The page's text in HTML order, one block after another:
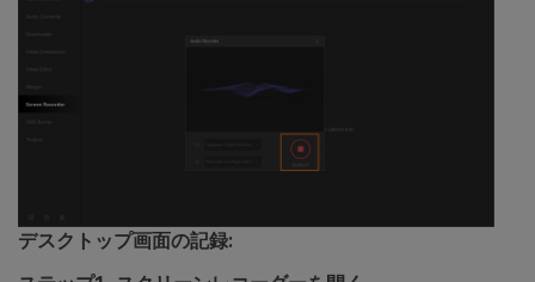
デスクトップ画面の記録: